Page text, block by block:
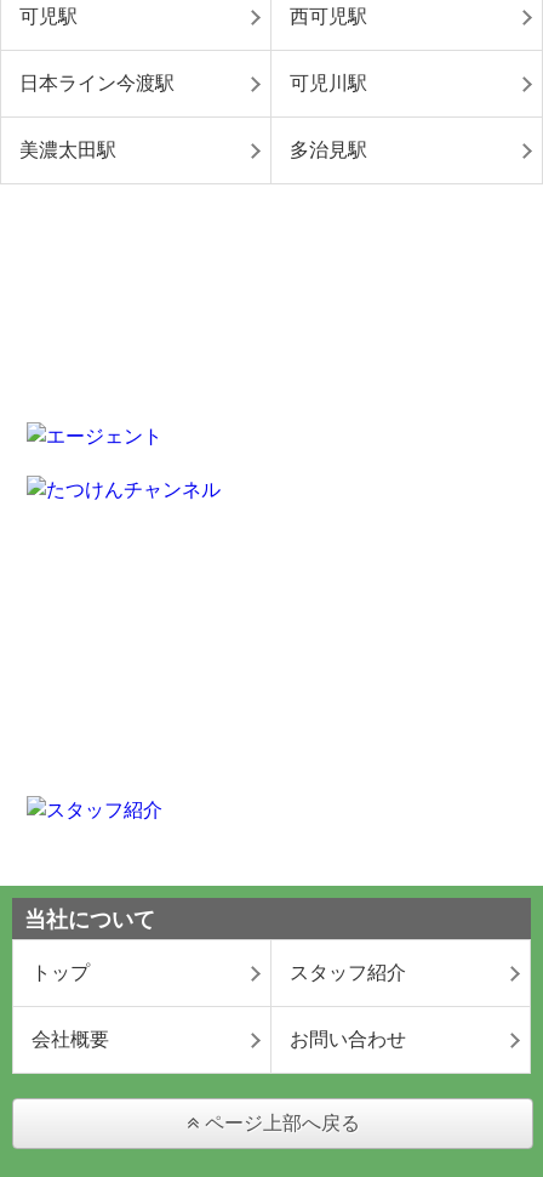
可児駅 西可児駅
日本ライン今渡駅 可児川駅
美濃太田駅 多治見駅
当社について
トップ スタッフ紹介
会社概要 お問い合わせ
ページ上部へ戻る